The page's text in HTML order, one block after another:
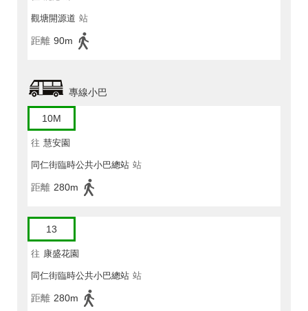
觀塘開源道 站
距離 90m
專線小巴
10M
往 慧安園
同仁街臨時公共小巴總站 站
距離 280m
13
往 康盛花園
同仁街臨時公共小巴總站 站
距離 280m